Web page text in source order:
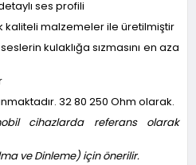
ses profili
kaliteli malzemeler ile üretilmiştir
kulaklığa sızmasını en aza
32 80 250 Ohm olarak.
cihazlarda referans olarak
ve Dinleme) için önerilir.